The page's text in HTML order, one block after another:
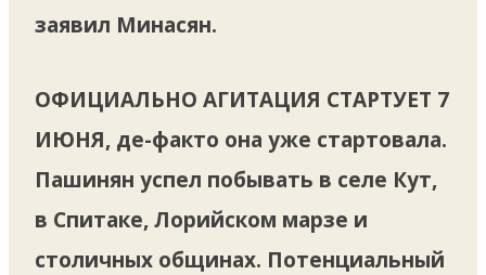
заявил Минасян.
ОФИЦИАЛЬНО АГИТАЦИЯ СТАРТУЕТ 7
ИЮНЯ, де-факто она уже стартовала.
Пашинян успел побывать в селе Кут,
в Спитаке, Лорийском марзе и
столичных общинах. Потенциальный